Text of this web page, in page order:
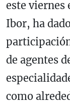
este viernes
Ibor, ha
de agentes
como